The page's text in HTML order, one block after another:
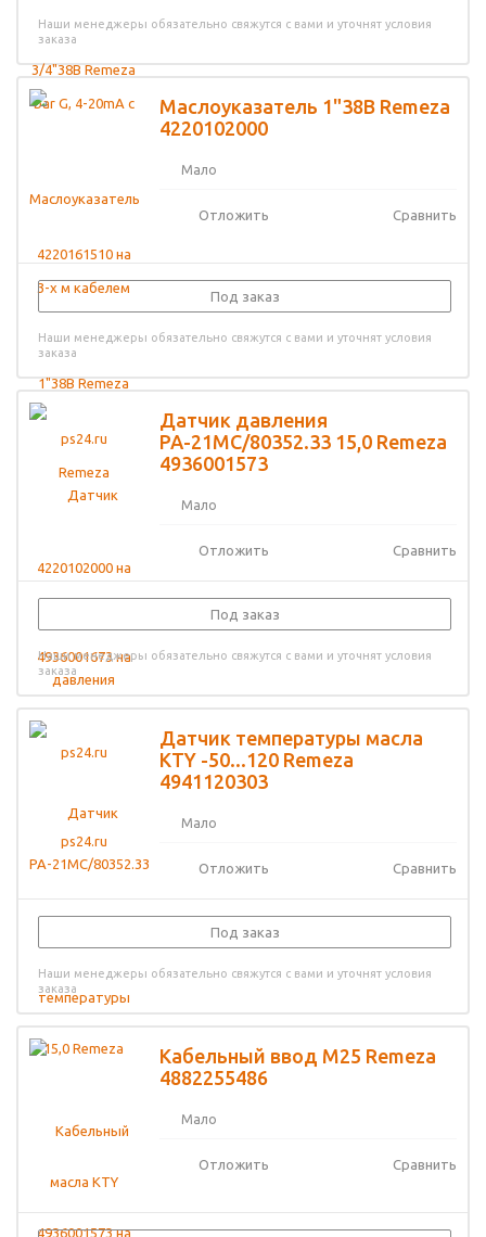
Наши менеджеры обязательно свяжутся с вами и уточнят условия
заказа
Маслоуказатель 1"38В Remeza
4220102000
Мало
Отложить Сравнить
Под заказ
Наши менеджеры обязательно свяжутся с вами и уточнят условия
заказа
Датчик давления
РА-21МС/80352.33 15,0 Remeza
4936001573
Мало
Отложить Сравнить
Под заказ
Наши менеджеры обязательно свяжутся с вами и уточнят условия
заказа
Датчик температуры масла
KTY -50...120 Remeza
4941120303
Мало
Отложить Сравнить
Под заказ
Наши менеджеры обязательно свяжутся с вами и уточнят условия
заказа
Кабельный ввод M25 Remeza
4882255486
Мало
Отложить Сравнить